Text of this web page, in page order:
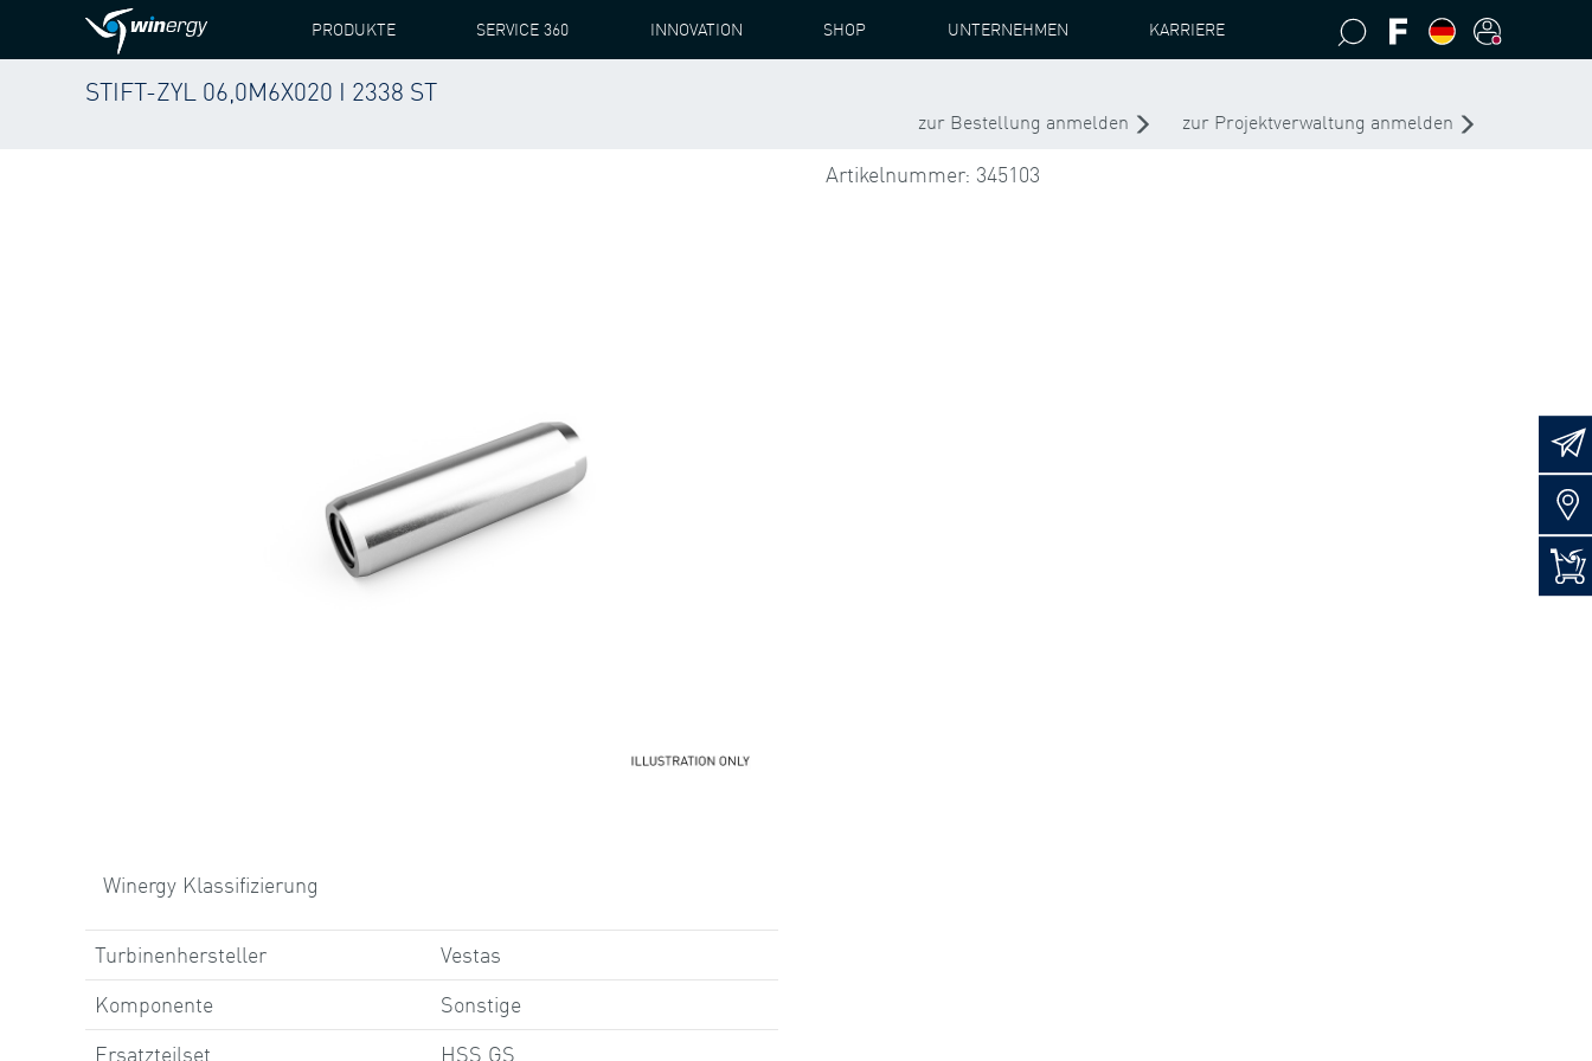
PRODUKTE SERVICE 360 INNOVATION SHOP UNTERNEHMEN KARRIERE
STIFT-ZYL 06,0M6X020 I 2338 ST
zur Bestellung anmelden zur Projektverwaltung anmelden
WINERGY PRODUKTE ERSATZTEILE
Winergy Klassifizierung
Turbinenhersteller
Vestas
Komponente
Sonstige
Ersatzteilset
HSS GS
Artikelnummer: 345103